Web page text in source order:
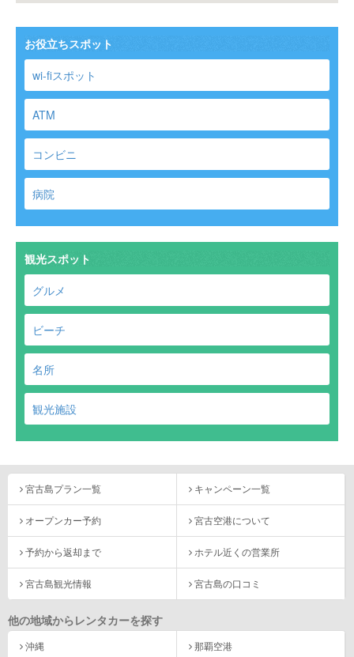
お役立ちスポット
wi-fiスポット
ATM
コンビニ
病院
観光スポット
グルメ
ビーチ
名所
観光施設
宮古島プラン一覧 キャンペーン一覧
オープンカー予約 宮古空港について
予約から返却まで ホテル近くの営業所
宮古島観光情報 宮古島の口コミ
他の地域からレンタカーを探す
沖縄 那覇空港